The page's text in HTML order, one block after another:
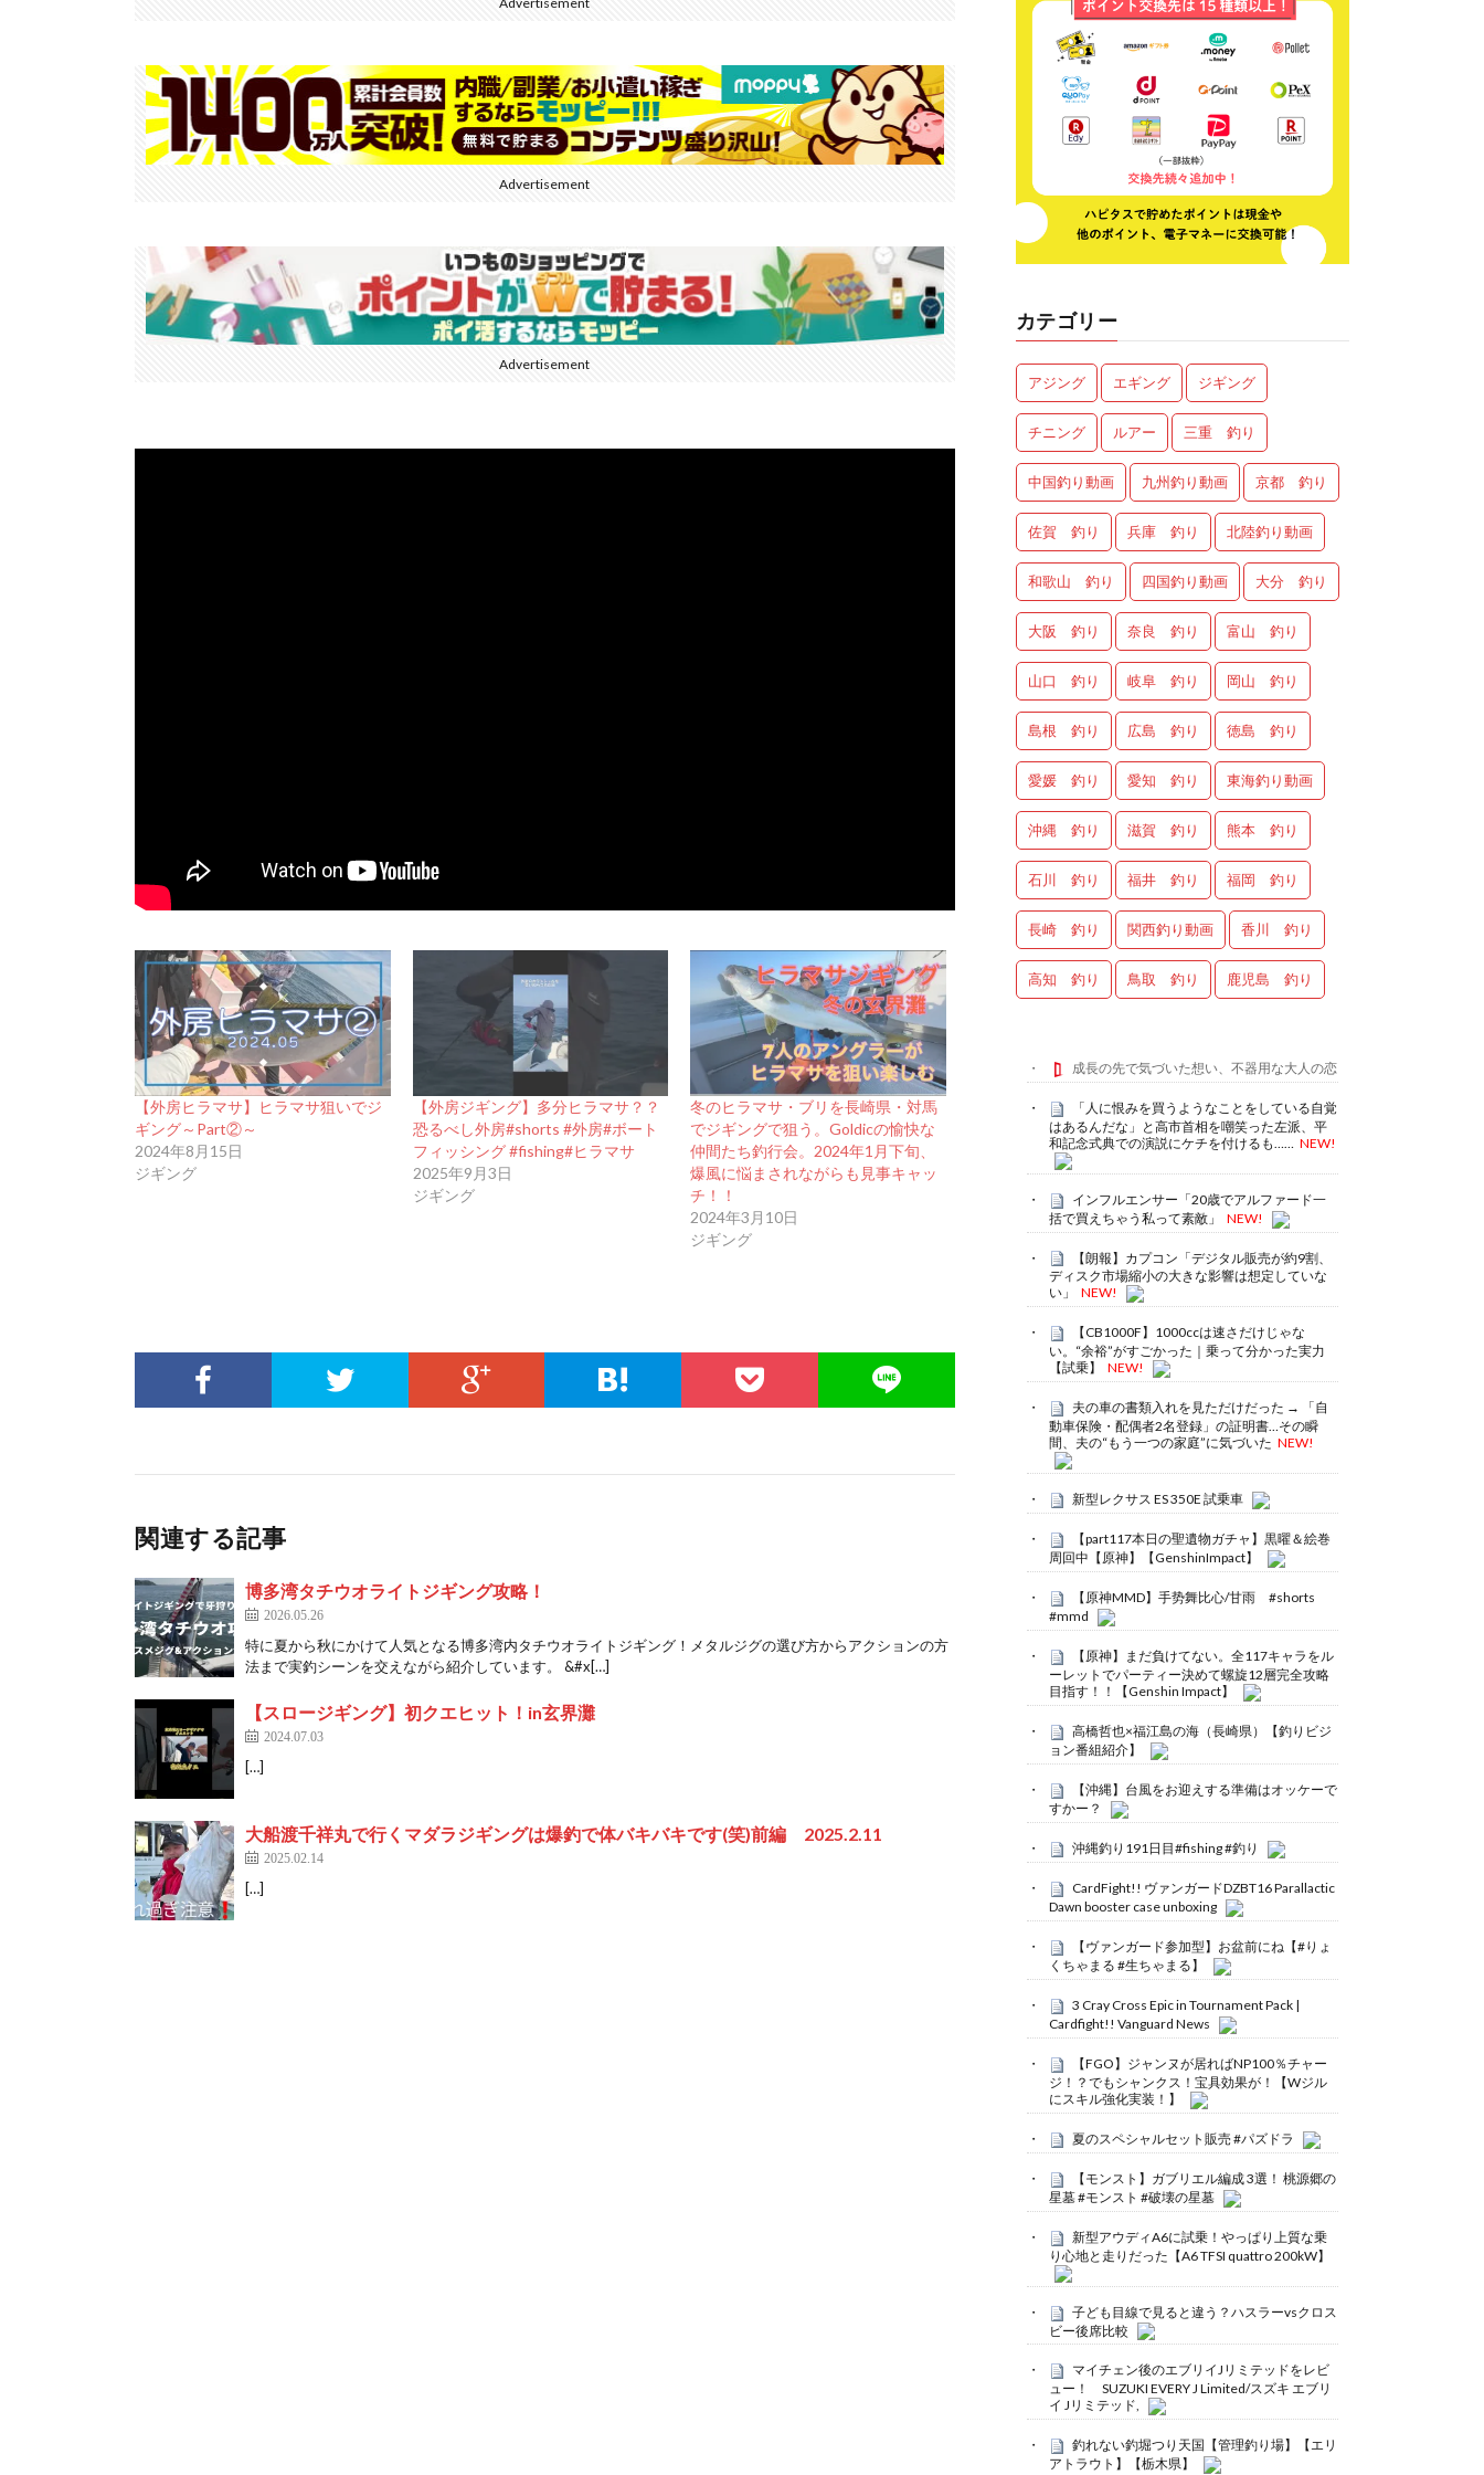
Advertisement
Advertisement
【外房ヒラマサ】ヒラマサ狙いでジ
ギング～Part②～
2024年8月15日
ジギング
【外房ジギング】多分ヒラマサ？？
恐るべし外房#shorts #外房#ボート
フィッシング #fishing#ヒラマサ
2025年9月3日
ジギング
冬のヒラマサ・ブリを長崎県・対馬
でジギングで狙う。Goldicの愉快な
仲間たち釣行会。2024年1月下旬、
爆風に悩まされながらも見事キャッ
チ！！
2024年3月10日
ジギング
関連する記事
博多湾タチウオライトジギング攻略！
2026.05.26
特に夏から秋にかけて人気となる博多湾内タチウオライトジギング！メタルジグの選び方からアクションの方
法まで実釣シーンを交えながら紹介しています。 &#x[…]
【スロージギング】初クエヒット！in玄界灘
2024.07.03
[…]
大船渡千祥丸で行くマダラジギングは爆釣で体バキバキです(笑)前編 2025.2.11
2025.02.14
[…]
カテゴリー
アジング エギング ジギング
チニング ルアー 三重 釣り
中国釣り動画 九州釣り動画 京都 釣り
佐賀 釣り 兵庫 釣り 北陸釣り動画
和歌山 釣り 四国釣り動画 大分 釣り
大阪 釣り 奈良 釣り 富山 釣り
山口 釣り 岐阜 釣り 岡山 釣り
島根 釣り 広島 釣り 徳島 釣り
愛媛 釣り 愛知 釣り 東海釣り動画
沖縄 釣り 滋賀 釣り 熊本 釣り
石川 釣り 福井 釣り 福岡 釣り
長崎 釣り 関西釣り動画 香川 釣り
高知 釣り 鳥取 釣り 鹿児島 釣り
成長の先で気づいた想い、不器用な大人の恋
「人に恨みを買うようなことをしている自覚
はあるんだな」と高市首相を嘲笑った左派、平
和記念式典での演説にケチを付けるも……
NEW!
インフルエンサー「20歳でアルファード一
括で買えちゃう私って素敵」
NEW!
【朗報】カプコン「デジタル販売が約9割、
ディスク市場縮小の大きな影響は想定していな
い」
NEW!
【CB1000F】1000ccは速さだけじゃな
い。“余裕”がすごかった｜乗って分かった実力
【試乗】
NEW!
夫の車の書類入れを見ただけだった → 「自
動車保険・配偶者2名登録」の証明書…その瞬
間、夫の“もう一つの家庭”に気づいた NEW!
新型レクサス ES 350E 試乗車
【part117本日の聖遺物ガチャ】黒曜＆絵巻
周回中【原神】【GenshinImpact】
【原神MMD】手势舞比心/甘雨 #shorts
#mmd
【原神】まだ負けてない。全117キャラをル
ーレットでパーティー決めて螺旋12層完全攻略
目指す！！【Genshin Impact】
高橋哲也×福江島の海（長崎県）【釣りビジ
ョン番組紹介】
【沖縄】台風をお迎えする準備はオッケーで
すかー？
沖縄釣り191日目#fishing #釣り
CardFight!! ヴァンガードDZBT16 Parallactic
Dawn booster case unboxing
【ヴァンガード参加型】お盆前にね【#りょ
くちゃまる #生ちゃまる】
3 Cray Cross Epic in Tournament Pack |
Cardfight!! Vanguard News
【FGO】ジャンヌが居ればNP100％チャー
ジ！？でもシャンクス！宝具効果が！【Wジル
にスキル強化実装！】
夏のスペシャルセット販売 #パズドラ
【モンスト】ガブリエル編成 3選！ 桃源郷の
星墓 #モンスト #破壊の星墓
新型アウディA6に試乗！やっぱり上質な乗
り心地と走りだった【A6 TFSI quattro 200kW】
子ども目線で見ると違う？ハスラーvsクロス
ビー後席比較
マイチェン後のエブリイJリミテッドをレビ
ュー！ SUZUKI EVERY J Limited/スズキ エブリ
イ Jリミテッド,
釣れない釣堀つり天国【管理釣り場】【エリ
アトラウト】【栃木県】